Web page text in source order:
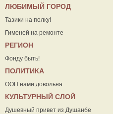
ЛЮБИМЫЙ ГОРОД
Тазики на полку!
Гименей на ремонте
РЕГИОН
Фонду быть!
ПОЛИТИКА
ООН нами довольна
КУЛЬТУРНЫЙ СЛОЙ
Душевный привет из Душанбе